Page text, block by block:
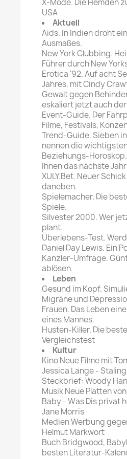
X-Mode. Die Hemden
USA
Aktuell
Aids. In Indien droht
Ausmaßes.
New York Clubbing.
Führer durch New
Erotica '92. Auf acht
Jahres, mit Cindy
Gewalt gegen
eskaliert jetzt auch
Event-Guide. Der
Filme, Festivals,
Trend-Guide. Sieben
nennen die
Beziehungs-
Ihnen das nächste
XULY.Bet. Neuer
daneben.
Spielemacher. Die
Spiele.
Silvester 2000. Wer
plant.
Überlebens-Test.
Daniel Day Lewis. Ein
Kanzler-Umfrage.
ablösen.
Leben
Gesund im Kopf.
Migräne und
Frauen. Das Leben
eines Mannes.
Husten-Killer. Die
Vergleichstest
Kultur
Kino Neue Filme mit
Jessica Lange -
Steckbrief: Woody
Musik Neue Platten
Baby - Was Dis privat
Jane Morris
Medien Werbung
Helmut Markwort
Buch Bridgwood,
besten Literatur-